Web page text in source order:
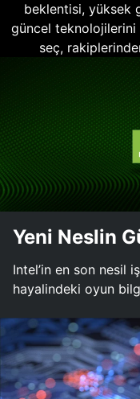
beklentisi, yüksek
güncel teknolojilerini
seç,
Yeni Neslin
Intel’in en son nesil
hayalindeki oyun